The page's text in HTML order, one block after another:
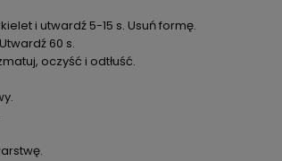
i utwardź 5-15 s. Usuń formę.
60 s.
oczyść i odtłuść.